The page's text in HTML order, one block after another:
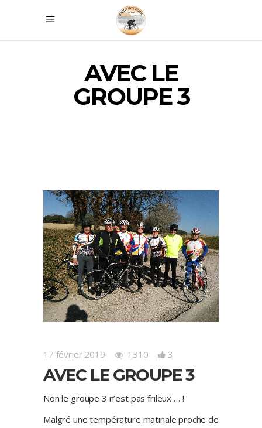
AVEC LE
GROUPE 3
17 février 2019 1310 3
AVEC LE GROUPE 3
Non le groupe 3 n’est pas frileux … !
Malgré une température matinale proche de